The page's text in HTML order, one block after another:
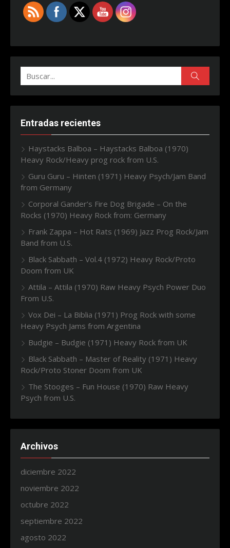
Buscar:
Entradas recientes
Haystacks Balboa – Haystacks Balboa (1970)
Heavy Rock/Heavy prog rock from U.S.
Guru Guru – Hinten (1971) Heavy Psych/Jam Band
from Germany
Corporal Gander’s Fire Dog Brigade – On the
Rocks (1970) Heavy Rock from: Germany
Frank Zappa – Hot Rats (1969) Jazz Prog Rock/Jam
Band from U.S.
Black Sabbath – Vol.4 (1972) Heavy Rock/Proto
Doom from UK
Attila – Attila (1970) Raw Heavy Psych Power Duo
From U.S.
Vox Dei – La Biblia (1971) Prog Rock with some
Heavy Psych Jams from Argentina
Budgie – Budgie (1971) Heavy Rock from UK
Black Sabbath – Master of Reality (1971) Heavy
Rock/Proto Stoner Doom from UK
The Stooges – Fun House (1970) Raw Heavy
Psych from U.S.
Archivos
diciembre 2022
noviembre 2022
octubre 2022
septiembre 2022
agosto 2022